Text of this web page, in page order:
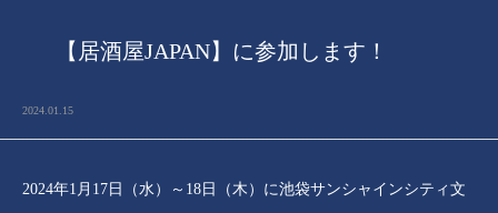
【居酒屋JAPAN】に参加します！
2024.01.15
2024年1月17日（水）～18日（木）に池袋サンシャインシティ文